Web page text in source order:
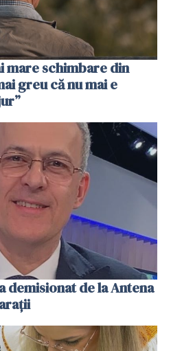
mare schimbare din
greu că nu mai e
demisionat de la Antena